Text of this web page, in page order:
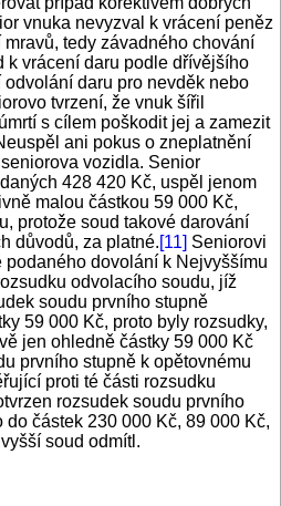
vnuka nevyzval k vrácení peněz
tedy závadného chování
k vrácení daru podle dřívějšího
daru pro nevděk nebo
tvrzení, že vnuk šířil
s cílem poškodit jej a zamezit
ani pokus o zneplatnění
vozidla. Senior
428 420 Kč, uspěl jenom
malou částkou 59 000 Kč,
protože soud takové darování
důvodů, za platné.[11] Seniorovi
dovolání k Nejvyššímu
odvolacího soudu, jíž
soudu prvního stupně
59 000 Kč, proto byly rozsudky,
jen ohledně částky 59 000 Kč
prvního stupně k opětovnému
proti té části rozsudku
rozsudek soudu prvního
částek 230 000 Kč, 89 000 Kč,
soud odmítl.